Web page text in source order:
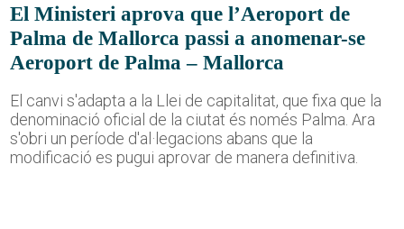
El Ministeri aprova que l’Aeroport de
Palma de Mallorca passi a anomenar-se
Aeroport de Palma – Mallorca
El canvi s'adapta a la Llei de capitalitat, que fixa que la
denominació oficial de la ciutat és només Palma. Ara
s'obri un període d'al·legacions abans que la
modificació es pugui aprovar de manera definitiva.